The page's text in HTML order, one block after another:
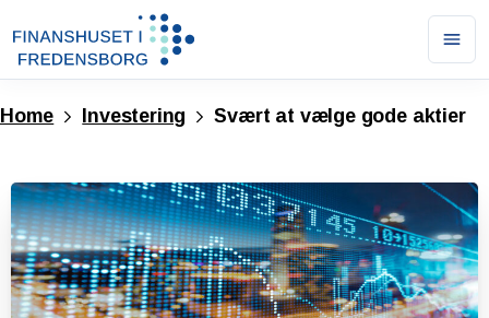
Home
Investering Svært at vælge gode aktier